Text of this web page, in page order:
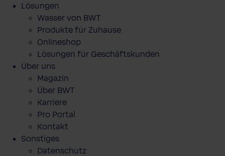
Lösungen
Wasser von BWT
Produkte für Zuhause
Onlineshop
Lösungen für Geschäftskunden
Über uns
Magazin
Über BWT
Karriere
Pro Portal
Kontakt
Sonstiges
Datenschutz